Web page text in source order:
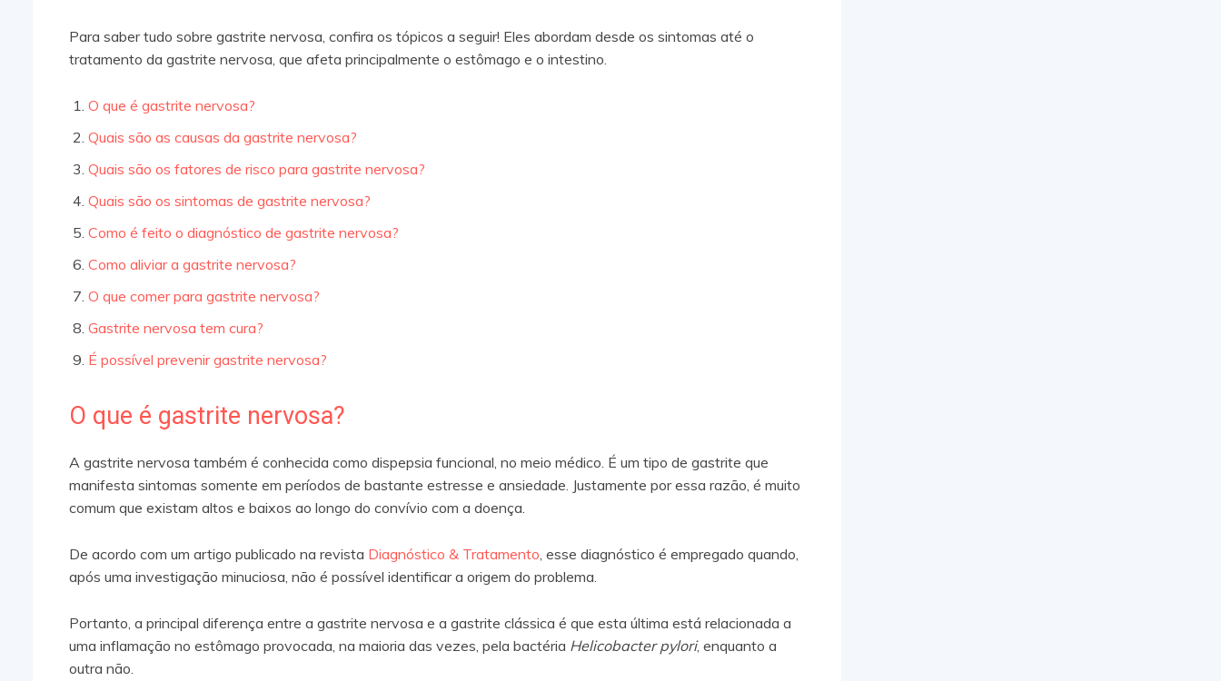
Para saber tudo sobre gastrite nervosa, confira os tópicos a seguir! Eles abordam desde os sintomas até o
tratamento da gastrite nervosa, que afeta principalmente o estômago e o intestino.
O que é gastrite nervosa?
Quais são as causas da gastrite nervosa?
Quais são os fatores de risco para gastrite nervosa?
Quais são os sintomas de gastrite nervosa?
Como é feito o diagnóstico de gastrite nervosa?
Como aliviar a gastrite nervosa?
O que comer para gastrite nervosa?
Gastrite nervosa tem cura?
É possível prevenir gastrite nervosa?
O que é gastrite nervosa?
A gastrite nervosa também é conhecida como dispepsia funcional, no meio médico. É um tipo de gastrite que
manifesta sintomas somente em períodos de bastante estresse e ansiedade. Justamente por essa razão, é muito
comum que existam altos e baixos ao longo do convívio com a doença.
De acordo com um artigo publicado na revista Diagnóstico & Tratamento , esse diagnóstico é empregado quando,
após uma investigação minuciosa, não é possível identificar a origem do problema.
Portanto, a principal diferença entre a gastrite nervosa e a gastrite clássica é que esta última está relacionada a
uma inflamação no estômago provocada, na maioria das vezes, pela bactéria Helicobacter pylori, enquanto a
outra não.